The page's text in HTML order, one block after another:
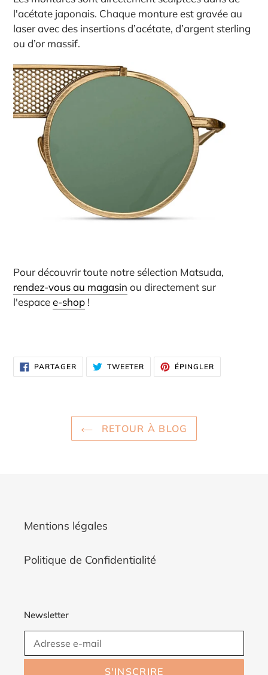
l'acétate japonais. Chaque montureest gravée au
laser avec des insertions d’acétate, d’argent sterling
ou d’or massif.
Pour découvrir toute notre sélection Matsuda,
rendez-vous au magasin ou directement sur
l'espacee-shop !
PARTAGERPARTAGER
SUR
FACEBOOK
TWEETER TWEETER
TWITTER
ÉPINGLER
PINTEREST
RETOUR À BLOG
Mentions légales
Politique de Confidentialité
Newsletter
S'INSCRIRE